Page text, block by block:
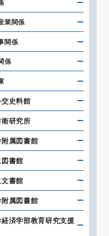
業関係
関係
係
料館
史料館
究所
研究所
図書館
属図書館
館
書館
館
書館
図書館
属図書館
学部教育研究支援室
済学部教育研究支援